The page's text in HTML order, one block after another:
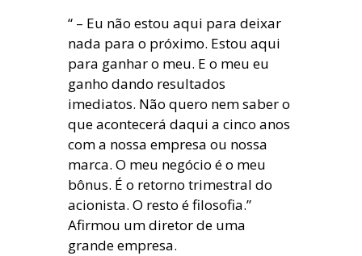
“ – Eu não estou aqui para deixar
nada para o próximo. Estou aqui
para ganhar o meu. E o meu eu
ganho dando resultados
imediatos. Não quero nem saber o
que acontecerá daqui a cinco anos
com a nossa empresa ou nossa
marca. O meu negócio é o meu
bônus. É o retorno trimestral do
acionista. O resto é filosofia.”
Afirmou um diretor de uma
grande empresa.